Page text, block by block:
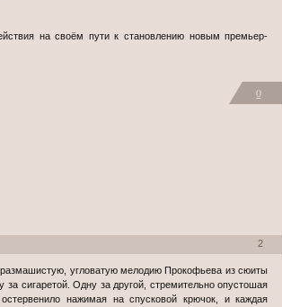
на своём пути к становлению новым премьер-
0
2
сигаретой. Одну за другой, стремительно опустошая
нажимая на спусковой крючок, и каждая